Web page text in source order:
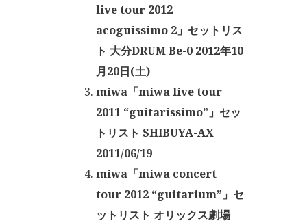
live tour 2012
acoguissimo 2」セットリス
ト 大分DRUM Be-0 2012年10
月20日(土)
miwa「miwa live tour
2011 “guitarissimo”」セッ
トリスト SHIBUYA-AX
2011/06/19
miwa「miwa concert
tour 2012 “guitarium”」セ
ットリスト オリックス劇場